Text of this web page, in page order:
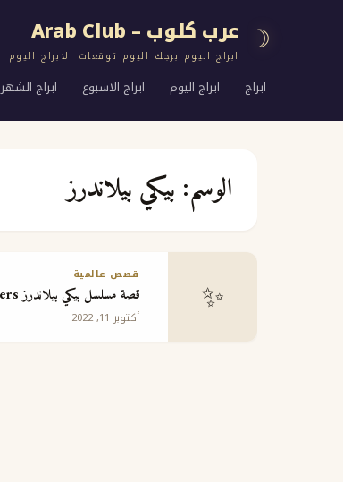
☽ عرب كلوب – Arab Club
ابراج اليوم برجك اليوم توقعات الابراج اليوم
ابراج ابراج اليوم ابراج الاسبوع ابراج الشهر
الوسم: بيكي بيلاندرز
✨ قصص عالمية
قصة مسلسل بيكي بيلاندرز Peaky Blinders￼
أكتوبر 11, 2022